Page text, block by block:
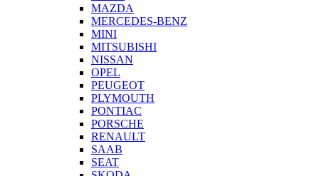
MAZDA
MERCEDES-BENZ
MINI
MITSUBISHI
NISSAN
OPEL
PEUGEOT
PLYMOUTH
PONTIAC
PORSCHE
RENAULT
SAAB
SEAT